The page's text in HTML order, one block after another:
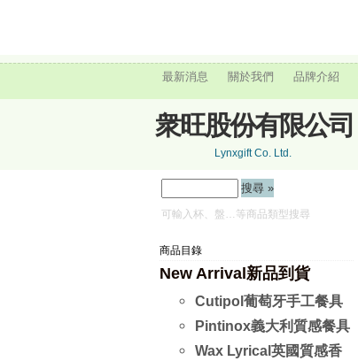
最新消息 關於我們 品牌介紹
衆旺股份有限公司
Lynxgift Co. Ltd.
可輸入杯、盤…等商品類型搜尋
商品目錄
New Arrival新品到貨
Cutipol葡萄牙手工餐具
Pintinox義大利質感餐具
Wax Lyrical英國質感香